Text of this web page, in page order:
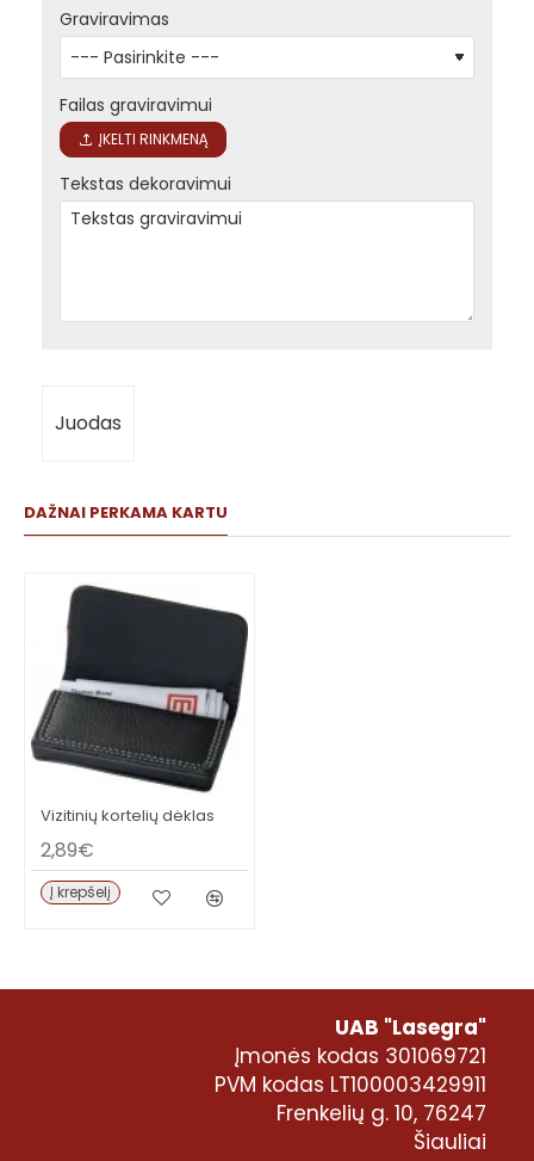
Graviravimas
Failas graviravimui
ĮKELTI RINKMENĄ
Tekstas dekoravimui
Juodas
DAŽNAI PERKAMA KARTU
Vizitinių kortelių dėklas
2,89€
Į krepšelį
UAB "Lasegra"
Įmonės kodas 301069721
PVM kodas LT100003429911
Frenkelių g. 10, 76247
Šiauliai